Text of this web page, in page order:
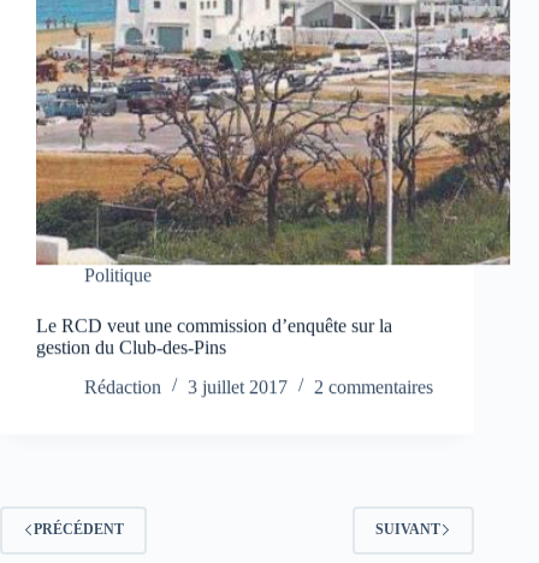
Politique
Le RCD veut une commission d’enquête sur la
gestion du Club-des-Pins
Rédaction
3 juillet 2017 2 commentaires
PRÉCÉDENT SUIVANT